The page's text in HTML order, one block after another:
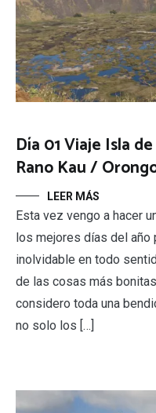
Día 01 Viaje Isla
Rano Kau /
LEER MÁS
Esta vez vengo a hacer
los mejores días del año
inolvidable en todo
de las cosas más
considero toda una
no solo los […]